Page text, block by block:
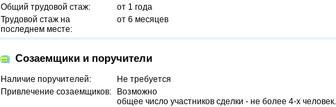
Общий трудовой стаж:
от 1 года
Трудовой стаж на
последнем месте:
от 6 месяцев
Созаемщики и поручители
Наличие поручителей:
Не требуется
Привлечение созаемщиков:
Возможно
общее число участников сделки - не более 4-х человек.